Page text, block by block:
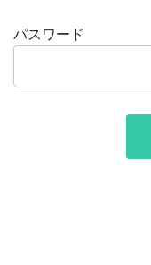
パスワード